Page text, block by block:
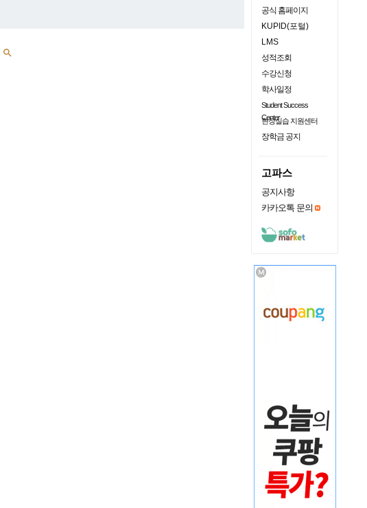

공식 홈페이지
KUPID(포털)
LMS
성적조회
수강신청
학사일정
Student Success
Center
현장실습 지원센터
장학금 공지
고파스
공지사항
카카오톡 문의